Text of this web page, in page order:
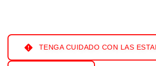
TENGA CUIDADO CON LAS